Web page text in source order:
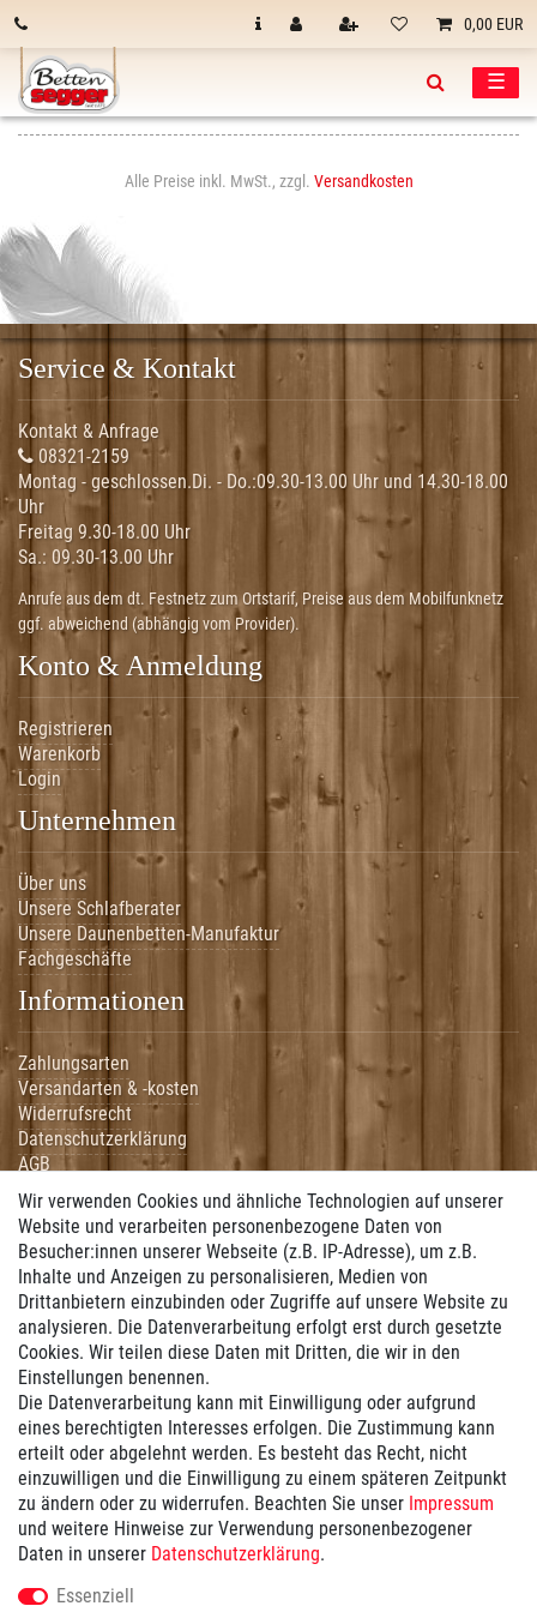
0,00 EUR
☰
Wir verwenden Cookies und ähnliche Technologien auf unserer
Website und verarbeiten personenbezogene Daten von
Besucher:innen unserer Webseite (z.B. IP-Adresse), um z.B.
Inhalte und Anzeigen zu personalisieren, Medien von
Drittanbietern einzubinden oder Zugriffe auf unsere Website zu
analysieren. Die Datenverarbeitung erfolgt erst durch gesetzte
Cookies. Wir teilen diese Daten mit Dritten, die wir in den
Einstellungen benennen.
Die Datenverarbeitung kann mit Einwilligung oder aufgrund
eines berechtigten Interesses erfolgen. Die Zustimmung kann
erteilt oder abgelehnt werden. Es besteht das Recht, nicht
einzuwilligen und die Einwilligung zu einem späteren Zeitpunkt
zu ändern oder zu widerrufen. Beachten Sie unser Impressum
und weitere Hinweise zur Verwendung personenbezogener
Daten in unserer Daten­schutz­erklärung.
Essenziell
Alle Preise inkl. MwSt., zzgl. Versandkosten
Service & Kontakt
Kontakt & Anfrage
08321-2159
Montag - geschlossen.Di. - Do.:09.30-13.00 Uhr und 14.30-18.00
Uhr
Freitag 9.30-18.00 Uhr
Sa.: 09.30-13.00 Uhr
Anrufe aus dem dt. Festnetz zum Ortstarif, Preise aus dem Mobilfunknetz
ggf. abweichend (abhängig vom Provider).
Konto & Anmeldung
Registrieren
Warenkorb
Login
Unternehmen
Über uns
Unsere Schlafberater
Unsere Daunenbetten-Manufaktur
Fachgeschäfte
Informationen
Zahlungsarten
Versandarten & -kosten
Widerrufsrecht
Datenschutzerklärung
AGB
Impressum
Hilfe
Vertrag widerrufen
Zahlung
Wir bieten Ihnen folgende Zahlungsmöglichkeiten:
Versand
Wir versenden mit ...
Versandkostenfrei ab 100€